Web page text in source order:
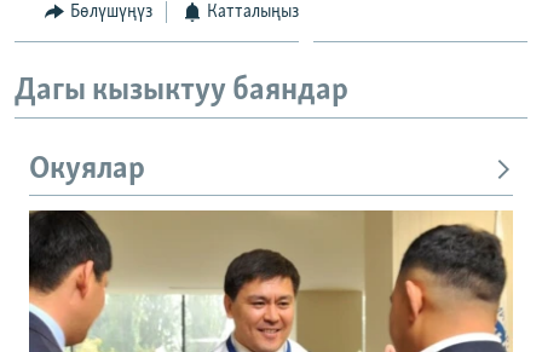
Бөлүшүңүз Катталыңыз
Дагы кызыктуу баяндар
Окуялар